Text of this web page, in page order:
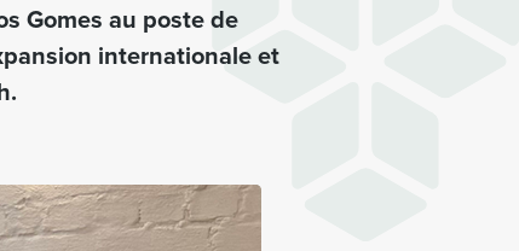
Gomes au poste de
internationale et